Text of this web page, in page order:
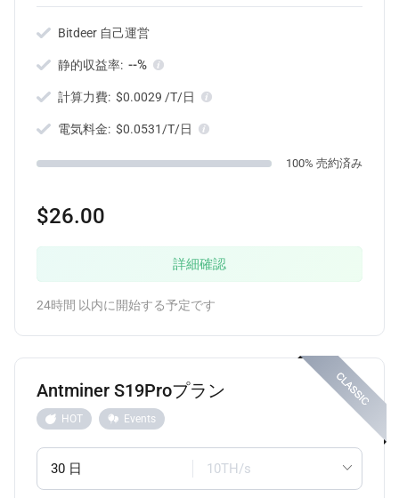
Bitdeer 自己運営
静的収益率: --%
計算力費: $0.0029 /T/日
電気料金: $0.0531/T/日
100% 売約済み
$26.00
詳細確認
24時間 以内に開始する予定です
Antminer S19Proプラン
HOT Events
30 日 10TH/s